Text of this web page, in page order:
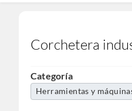
Corchetera
Categoría
Herramientas y